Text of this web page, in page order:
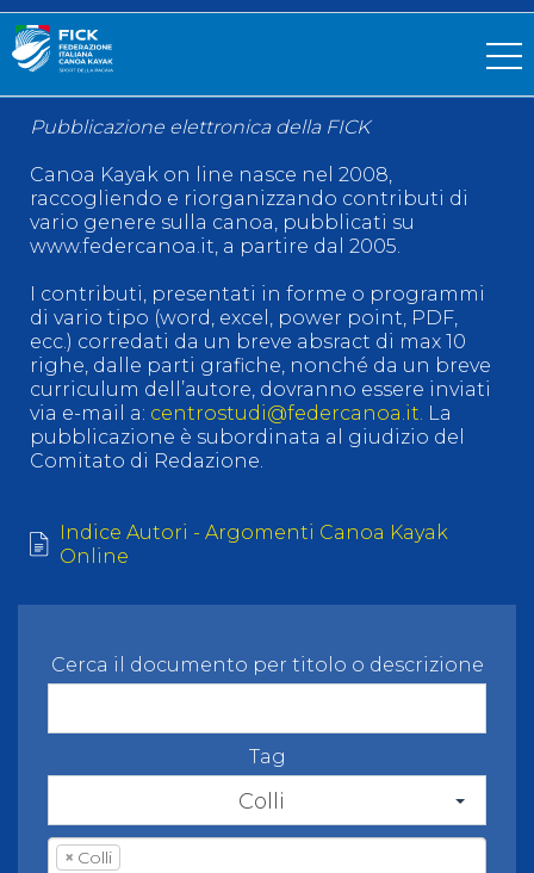
Pubblicazione elettronica della FICK
Canoa Kayak on line nasce nel 2008,
raccogliendo e riorganizzando contributi di
vario genere sulla canoa, pubblicati su
www.federcanoa.it, a partire dal 2005.
I contributi, presentati in forme o programmi
di vario tipo (word, excel, power point, PDF,
ecc.) corredati da un breve absract di max 10
righe, dalle parti grafiche, nonché da un breve
curriculum dell’autore, dovranno essere inviati
via e-mail a: centrostudi@federcanoa.it. La
pubblicazione è subordinata al giudizio del
Comitato di Redazione.
Indice Autori - Argomenti Canoa Kayak
Online
Cerca il documento per titolo o descrizione
Tag
Colli
× Colli